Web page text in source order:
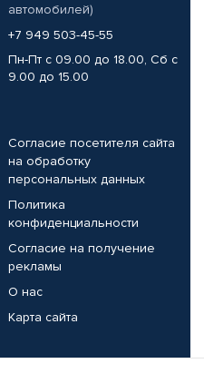
автомобилей)
+7 949 503-45-55
Пн-Пт с 09.00 до 18.00, Сб с
9.00 до 15.00
Согласие посетителя сайта
на обработку
персональных данных
Политика
конфиденциальности
Согласие на получение
рекламы
О нас
Карта сайта